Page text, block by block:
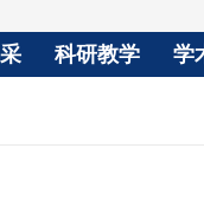
科研教学 学